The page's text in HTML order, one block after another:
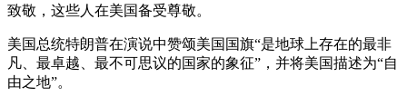
致敬，这些人在美国备受尊敬。
美国总统特朗普在演说中赞颂美国国旗“是地球上存在的最非
凡、最卓越、最不可思议的国家的象征”，并将美国描述为“自
由之地”。